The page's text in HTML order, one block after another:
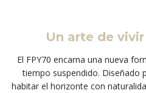
Un arte de
El FPY70 encarna una nueva
tiempo suspendido. Diseñado
habitar el horizonte con